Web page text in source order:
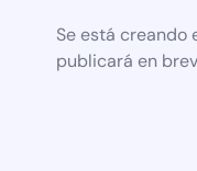
Se está creando
publicará en